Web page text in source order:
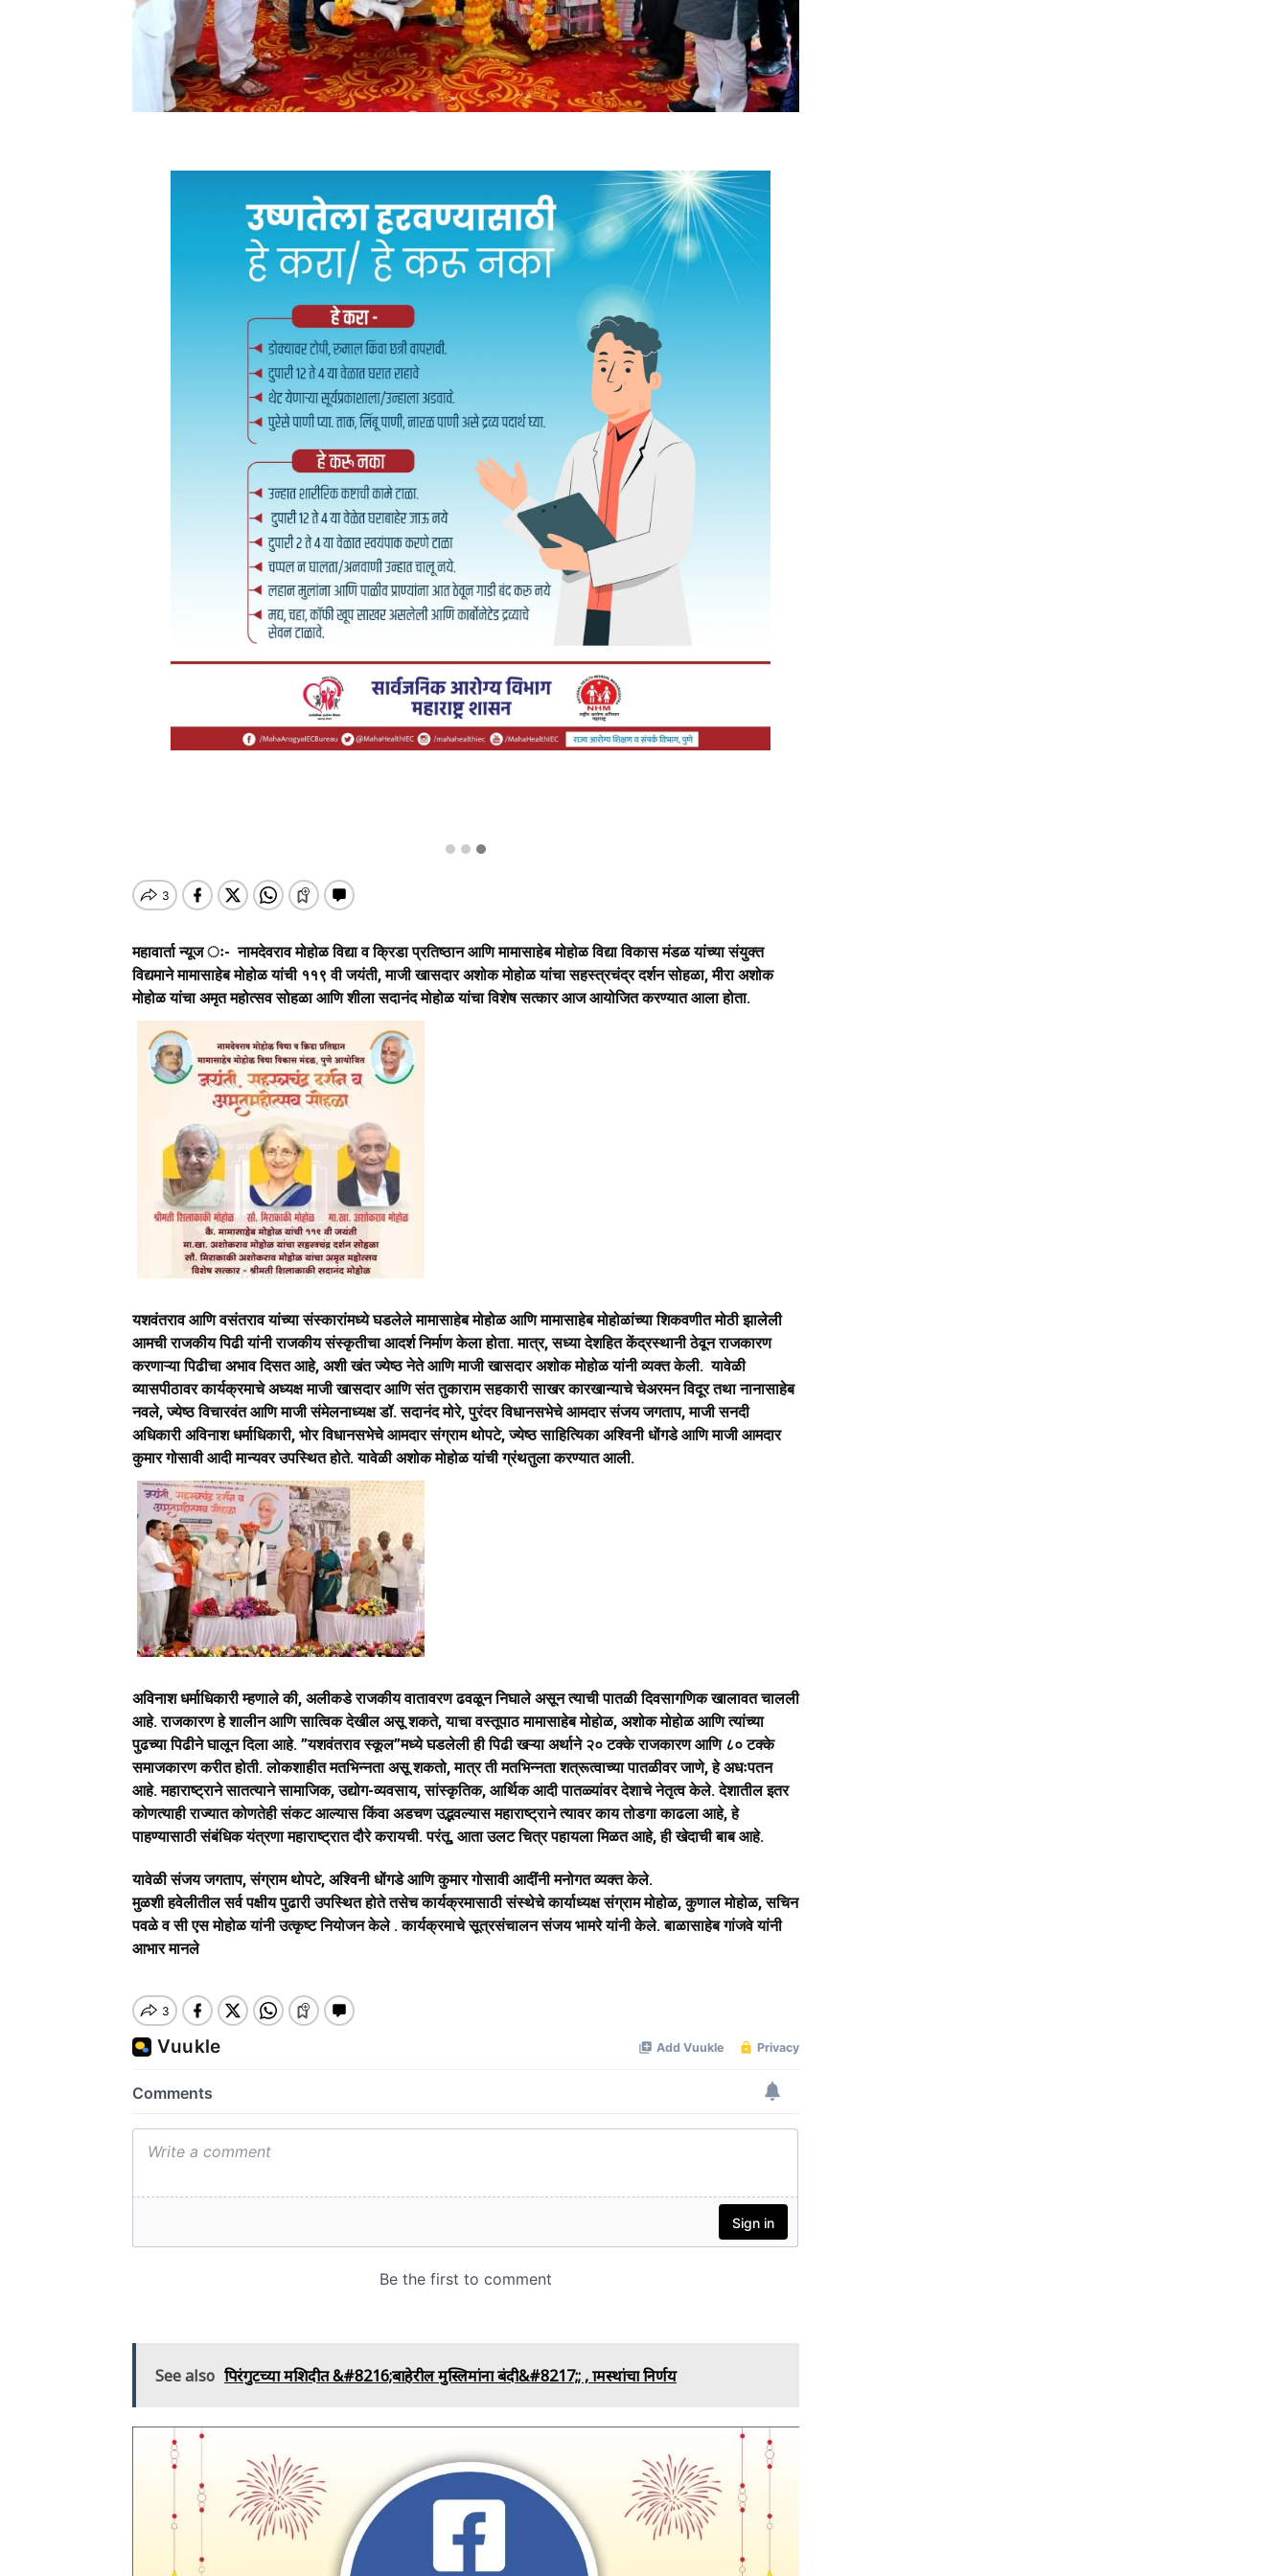
महावार्ता न्यूज ः-नामदेवराव मोहोळ विद्या व क्रिडा प्रतिष्ठान आणि मामासाहेब मोहोळ विद्या विकास मंडळ यांच्या संयुक्त
विद्यमाने मामासाहेब मोहोळ यांची ११९ वी जयंती, माजी खासदार अशोक मोहोळ यांचा सहस्त्रचंद्र दर्शन सोहळा, मीरा अशोक
मोहोळ यांचा अमृत महोत्सव सोहळा आणि शीला सदानंद मोहोळ यांचा विशेष सत्कार आज आयोजित करण्यात आला होता.
यशवंतराव आणि वसंतराव यांच्या संस्कारांमध्ये घडलेले मामासाहेब मोहोळ आणि मामासाहेब मोहोळांच्या शिकवणीत मोठी झालेली
आमची राजकीय पिढी यांनी राजकीय संस्कृतीचा आदर्श निर्माण केला होता. मात्र, सध्या देशहित केंद्रस्थानी ठेवून राजकारण
करणाऱ्या पिढीचा अभाव दिसत आहे, अशी खंत ज्येष्ठ नेते आणि माजी खासदार अशोक मोहोळ यांनी व्यक्त केली. यावेळी
व्यासपीठावर कार्यक्रमाचे अध्यक्ष माजी खासदार आणि संत तुकाराम सहकारी साखर कारखान्याचे चेअरमन विदूर तथा नानासाहेब
नवले, ज्येष्ठ विचारवंत आणि माजी संमेलनाध्यक्ष डॉ. सदानंद मोरे, पुरंदर विधानसभेचे आमदार संजय जगताप, माजी सनदी
अधिकारी अविनाश धर्माधिकारी, भोर विधानसभेचे आमदार संग्राम थोपटे, ज्येष्ठ साहित्यिका अश्विनी धोंगडे आणि माजी आमदार
कुमार गोसावी आदी मान्यवर उपस्थित होते. यावेळी अशोक मोहोळ यांची ग्रंथतुला करण्यात आली.
अविनाश धर्माधिकारी म्हणाले की, अलीकडे राजकीय वातावरण ढवळून निघाले असून त्याची पातळी दिवसागणिक खालावत चालली
आहे. राजकारण हे शालीन आणि सात्विक देखील असू शकते, याचा वस्तूपाठ मामासाहेब मोहोळ, अशोक मोहोळ आणि त्यांच्या
पुढच्या पिढीने घालून दिला आहे. ”यशवंतराव स्कूल”मध्ये घडलेली ही पिढी खऱ्या अर्थाने २० टक्के राजकारण आणि ८० टक्के
समाजकारण करीत होती. लोकशाहीत मतभिन्नता असू शकतो, मात्र ती मतभिन्नता शत्रूत्वाच्या पातळीवर जाणे, हे अधःपतन
आहे. महाराष्ट्राने सातत्याने सामाजिक, उद्योग-व्यवसाय, सांस्कृतिक, आर्थिक आदी पातळ्यांवर देशाचे नेतृत्व केले. देशातील इतर
कोणत्याही राज्यात कोणतेही संकट आल्यास किंवा अडचण उद्भवल्यास महाराष्ट्राने त्यावर काय तोडगा काढला आहे, हे
पाहण्यासाठी संबंधिक यंत्रणा महाराष्ट्रात दौरे करायची. परंतू, आता उलट चित्र पहायला मिळत आहे, ही खेदाची बाब आहे.
यावेळी संजय जगताप, संग्राम थोपटे, अश्विनी धोंगडे आणि कुमार गोसावी आदींनी मनोगत व्यक्त केले.
मुळशी हवेलीतील सर्व पक्षीय पुढारी उपस्थित होते तसेच कार्यक्रमासाठी संस्थेचे कार्याध्यक्ष संग्राम मोहोळ, कुणाल मोहोळ, सचिन
पवळे व सी एस मोहोळ यांनी उत्कृष्ट नियोजन केले . कार्यक्रमाचे सूत्रसंचालन संजय भामरे यांनी केले. बाळासाहेब गांजवे यांनी
आभार मानले
See also पिरंगुटच्या मशिदीत &#8216;बाहेरील मुस्लिमांना बंदी&#8217;; , ग्रामस्थांचा निर्णय